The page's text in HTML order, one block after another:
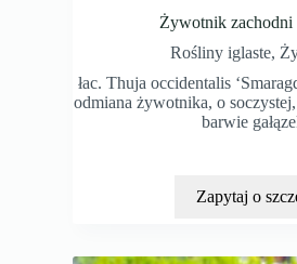
Żywotnik zachodni
Rośliny iglaste,
łac. Thuja occidentalis
odmiana żywotnika, o
barwie
Zapytaj o